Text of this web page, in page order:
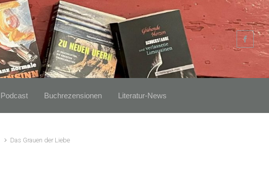
Podcast Buchrezensionen Literatur-News
Das Grauen der Liebe